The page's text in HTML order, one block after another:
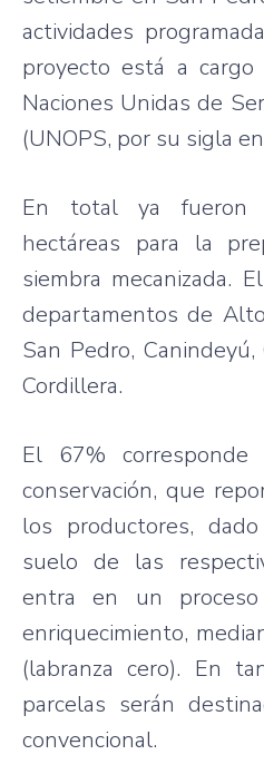
actividades
proyecto está a
Naciones Unidas de
(UNOPS, por su sigla
En total ya fueron
hectáreas para la
siembra mecanizada.
departamentos de
San Pedro, Canindeyú,
Cordillera.
El 67%
conservación, que
los productores,
suelo de las
entra en un
enriquecimiento,
(labranza cero). En
parcelas serán
convencional.